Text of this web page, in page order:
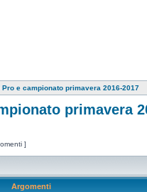
Pro e campionato primavera 2016-2017
primavera
]
Argomenti